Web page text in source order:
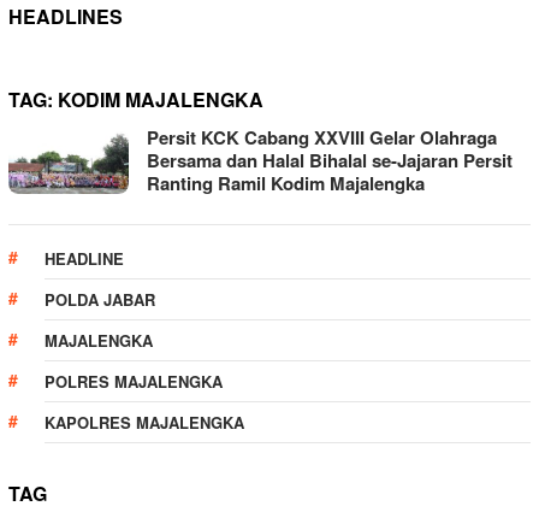
HEADLINES
TAG: KODIM MAJALENGKA
Persit KCK Cabang XXVIII Gelar Olahraga
Bersama dan Halal Bihalal se-Jajaran Persit
Ranting Ramil Kodim Majalengka
HEADLINE
POLDA JABAR
MAJALENGKA
POLRES MAJALENGKA
KAPOLRES MAJALENGKA
TAG